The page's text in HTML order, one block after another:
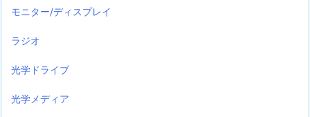
モニター/ディスプレイ
ラジオ
光学ドライブ
光学メディア